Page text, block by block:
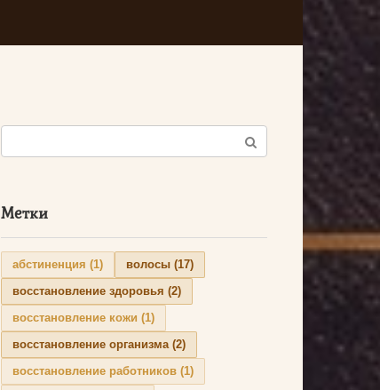
Поиск:
Метки
абстиненция (1) волосы (17)
восстановление здоровья (2)
восстановление кожи (1)
восстановление организма(2)
восстановление работников (1)